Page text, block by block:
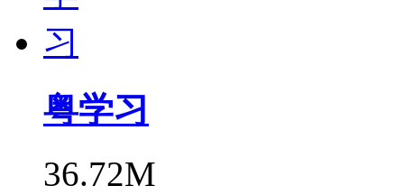
粤学习
36.72M